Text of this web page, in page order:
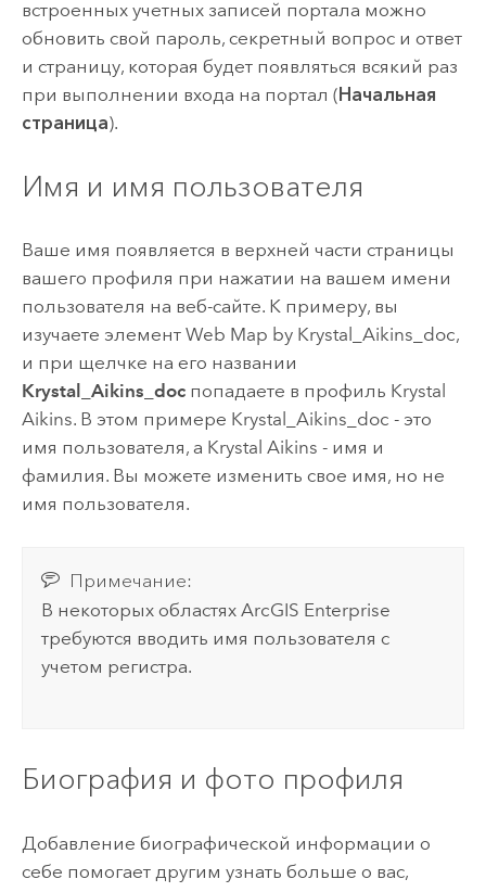
встроенных учетных записей портала можно
обновить свой пароль, секретный вопрос и ответ
и страницу, которая будет появляться всякий раз
при выполнении входа на портал (Начальная
страница).
Имя и имя пользователя
Ваше имя появляется в верхней части страницы
вашего профиля при нажатии на вашем имени
пользователя на веб-сайте. К примеру, вы
изучаете элемент Web Map by Krystal_Aikins_doc,
и при щелчке на его названии
Krystal_Aikins_docпопадаете в профиль Krystal
Aikins. В этом примере Krystal_Aikins_doc - это
имя пользователя, а Krystal Aikins - имя и
фамилия. Вы можете изменить свое имя, но не
имя пользователя.
Примечание:
В некоторых областяхArcGIS Enterprise
требуются вводить имя пользователя с
учетом регистра.
Биография и фото профиля
Добавление биографической информации о
себе помогает другим узнать больше о вас,